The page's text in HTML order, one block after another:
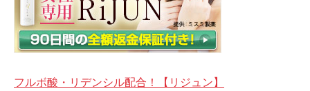
フルボ酸・リデンシル配合！【リジュン】